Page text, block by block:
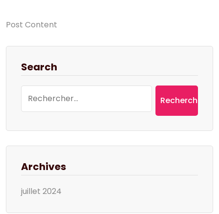
Post Content
Search
Archives
juillet 2024